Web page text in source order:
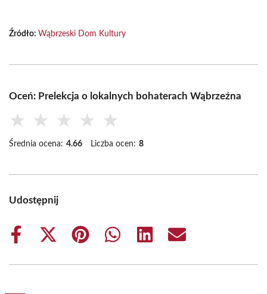
Źródło: Wąbrzeski Dom Kultury
Oceń: Prelekcja o lokalnych bohaterach Wąbrzeźna
★ ★ ★ ★ ★
Średnia ocena: 4.66 Liczba ocen: 8
Udostępnij
Share
Share
(Twitter)
Share
Share
Share
Share